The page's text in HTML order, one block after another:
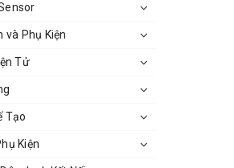
và Phụ Kiện
Tử
Tạo
Kiện